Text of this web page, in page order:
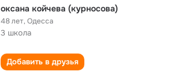
оксана койчева (курносова)
48 лет,Одесса
3 школа
Добавить в друзья